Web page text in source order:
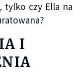
tylko czy Ella na
I